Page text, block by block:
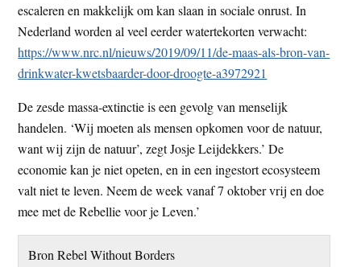
escaleren en makkelijk om kan slaan in sociale onrust. In
Nederland worden al veel eerder watertekorten verwacht:
https://www.nrc.nl/nieuws/2019/09/11/de-maas-als-bron-van-
drinkwater-kwetsbaarder-door-droogte-a3972921
De zesde massa-extinctie is een gevolg van menselijk
handelen. ‘Wij moeten als mensen opkomen voor de natuur,
want wij zijn de natuur’, zegt Josje Leijdekkers.’ De
economie kan je niet opeten, en in een ingestort ecosysteem
valt niet te leven. Neem de week vanaf 7 oktober vrij en doe
mee met de Rebellie voor je Leven.’
Bron Rebel Without Borders